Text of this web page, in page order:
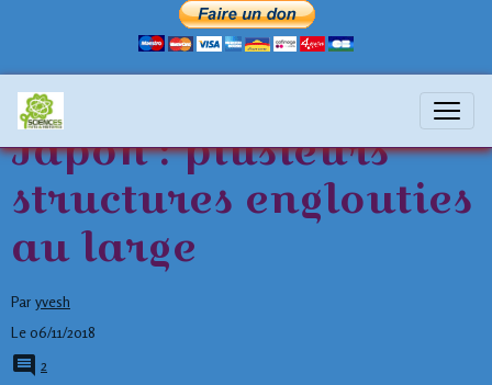
Japon : plusieurs
structures englouties
au large
Par yvesh
Le 06/11/2018
2